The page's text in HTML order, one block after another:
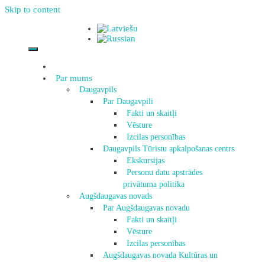
Skip to content
Par mums
Daugavpils
Par Daugavpili
Fakti un skaitļi
Vēsture
Izcilas personības
Daugavpils Tūristu apkalpošanas centrs
Ekskursijas
Personu datu apstrādes
privātuma politika
Augšdaugavas novads
Par Augšdaugavas novadu
Fakti un skaitļi
Vēsture
Izcilas personības
Augšdaugavas novada Kultūras un